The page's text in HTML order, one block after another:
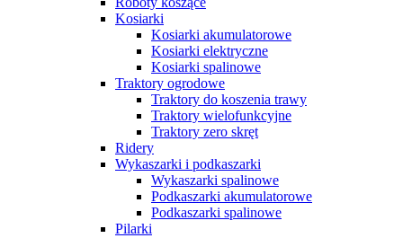
Kosiarki
Kosiarki akumulatorowe
Kosiarki elektryczne
Kosiarki spalinowe
Traktory ogrodowe
Traktory do koszenia trawy
Traktory wielofunkcyjne
Traktory zero skręt
Ridery
Wykaszarki i podkaszarki
Wykaszarki spalinowe
Podkaszarki akumulatorowe
Podkaszarki spalinowe
Pilarki